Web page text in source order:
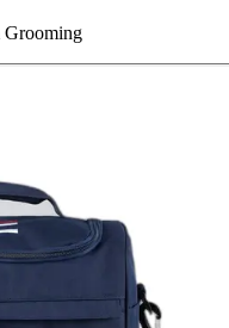
Grooming